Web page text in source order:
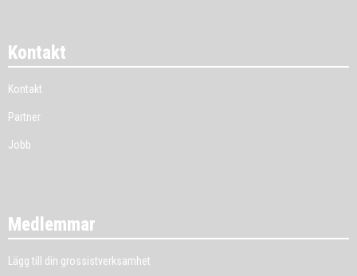
Kontakt
Kontakt
Partner
Jobb
Medlemmar
Lägg till din grossistverksamhet